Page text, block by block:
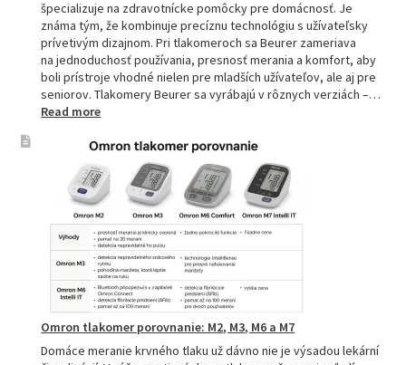
špecializuje na zdravotnícke pomôcky pre domácnosť. Je
známa tým, že kombinuje precíznu technológiu s užívateľsky
prívetivým dizajnom. Pri tlakomeroch sa Beurer zameriava
na jednoduchosť používania, presnosť merania a komfort, aby
boli prístroje vhodné nielen pre mladších užívateľov, ale aj pre
seniorov. Tlakomery Beurer sa vyrábajú v rôznych verziách –…
Read more:
tlakomery
spoľahlivý
pomocník
pre
zdravie
Omron tlakomer porovnanie: M2, M3, M6 a M7
Domáce meranie krvného tlaku už dávno nie je výsadou lekární